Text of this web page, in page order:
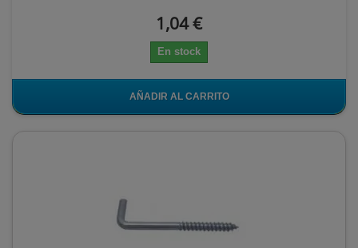
1,04 €
En stock
AÑADIR AL CARRITO